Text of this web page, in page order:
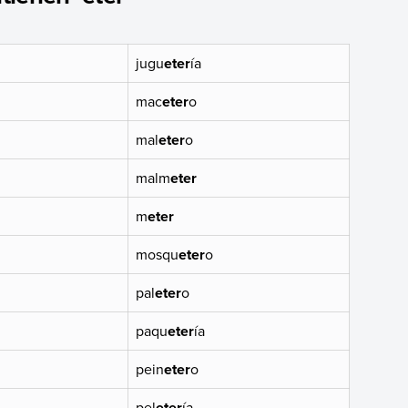
juguetería
macetero
maletero
malmeter
meter
mosquetero
paletero
paquetería
peinetero